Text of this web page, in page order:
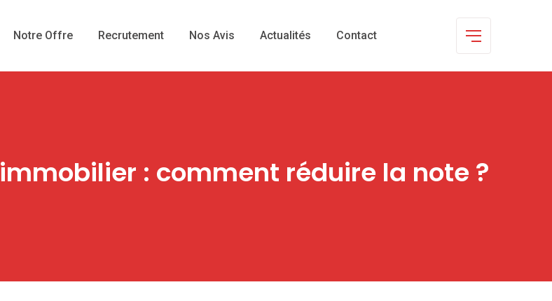
Notre Offre Recrutement Nos Avis Actualités Contact
: comment réduire la note ?